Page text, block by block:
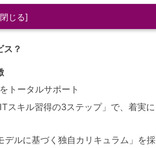
？
トータルサポート
キル習得の3ステップ」で、着実に
ルに基づく独自カリキュラム」を採